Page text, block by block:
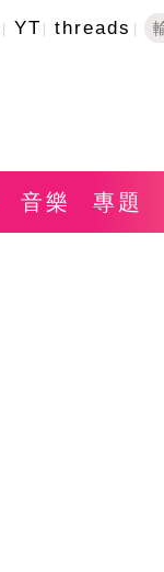
YT threads
音樂 專題